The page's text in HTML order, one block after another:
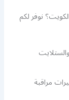
نوفر لكم
مراقبة